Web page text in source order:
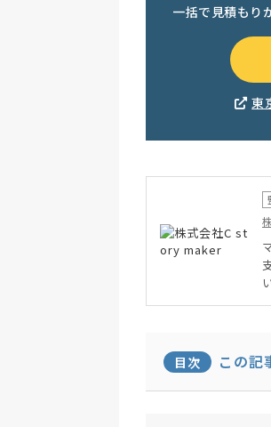
一括で見積もり
東
目次 この記